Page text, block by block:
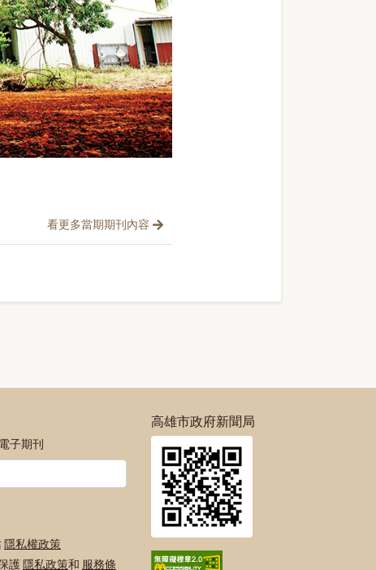
看更多當期期刊內容
子期刊
隱私權政策
護隱私政策和 服務條
高雄市政府新聞局